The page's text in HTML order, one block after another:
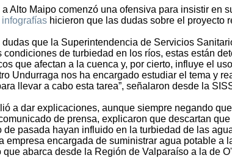
Alto Maipo comenzó una ofensiva para insistir en
infografías hicieron que las dudas sobre el proyecto
que la Superintendencia de Servicios
condiciones de turbiedad en los ríos, estas están
que afectan a la cuenca y, por cierto, influye el
Undurraga nos ha encargado estudiar el tema y
llevar a cabo esta tarea”, señalaron desde la
a dar explicaciones, aunque siempre negando
de prensa, explicaron que descartan
pasada hayan influido en la turbiedad de las
empresa encargada de suministrar agua potable a
abarca desde la Región de Valparaíso a la de